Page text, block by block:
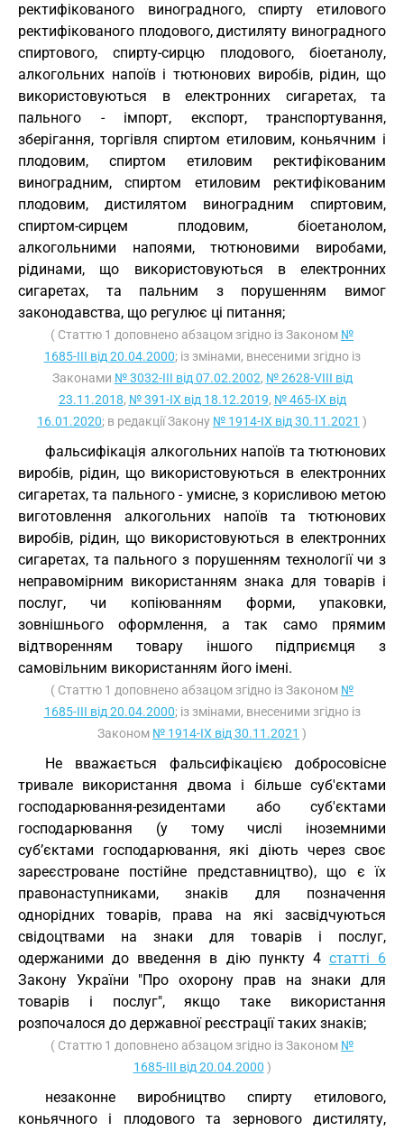
ректифікованого виноградного, спирту етилового
ректифікованого плодового, дистиляту виноградного
спиртового, спирту-сирцю плодового, біоетанолу,
алкогольних напоїв і тютюнових виробів, рідин, що
використовуються в електронних сигаретах, та
пального - імпорт, експорт, транспортування,
зберігання, торгівля спиртом етиловим, коньячним і
плодовим, спиртом етиловим ректифікованим
виноградним, спиртом етиловим ректифікованим
плодовим, дистилятом виноградним спиртовим,
спиртом-сирцем плодовим, біоетанолом,
алкогольними напоями, тютюновими виробами,
рідинами, що використовуються в електронних
сигаретах, та пальним з порушенням вимог
законодавства, що регулює ці питання;
( Статтю 1 доповнено абзацом згідно із Законом №
1685-III від 20.04.2000; із змінами, внесеними згідно із
Законами № 3032-III від 07.02.2002, № 2628-VIII від
23.11.2018, № 391-IX від 18.12.2019, № 465-IX від
16.01.2020; в редакції Закону № 1914-IX від 30.11.2021 )
фальсифікація алкогольних напоїв та тютюнових
виробів, рідин, що використовуються в електронних
сигаретах, та пального - умисне, з корисливою метою
виготовлення алкогольних напоїв та тютюнових
виробів, рідин, що використовуються в електронних
сигаретах, та пального з порушенням технології чи з
неправомірним використанням знака для товарів і
послуг, чи копіюванням форми, упаковки,
зовнішнього оформлення, а так само прямим
відтворенням товару іншого підприємця з
самовільним використанням його імені.
( Статтю 1 доповнено абзацом згідно із Законом №
1685-III від 20.04.2000; із змінами, внесеними згідно із
Законом № 1914-IX від 30.11.2021 )
Не вважається фальсифікацією добросовісне
тривале використання двома і більше суб'єктами
господарювання-резидентами або суб'єктами
господарювання (у тому числі іноземними
суб’єктами господарювання, які діють через своє
зареєстроване постійне представництво), що є їх
правонаступниками, знаків для позначення
однорідних товарів, права на які засвідчуються
свідоцтвами на знаки для товарів і послуг,
одержаними до введення в дію пункту 4 статті 6
Закону України "Про охорону прав на знаки для
товарів і послуг", якщо таке використання
розпочалося до державної реєстрації таких знаків;
( Статтю 1 доповнено абзацом згідно із Законом №
1685-III від 20.04.2000 )
незаконне виробництво спирту етилового,
коньячного і плодового та зернового дистиляту,